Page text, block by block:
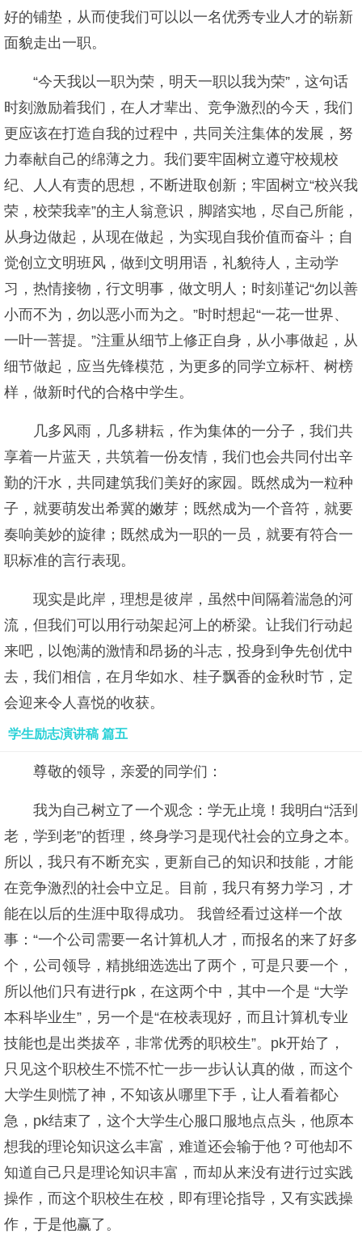
好的铺垫，从而使我们可以以一名优秀专业人才的崭新
面貌走出一职。
“今天我以一职为荣，明天一职以我为荣”，这句话
时刻激励着我们，在人才辈出、竞争激烈的今天，我们
更应该在打造自我的过程中，共同关注集体的发展，努
力奉献自己的绵薄之力。我们要牢固树立遵守校规校
纪、人人有责的思想，不断进取创新；牢固树立“校兴我
荣，校荣我幸”的主人翁意识，脚踏实地，尽自己所能，
从身边做起，从现在做起，为实现自我价值而奋斗；自
觉创立文明班风，做到文明用语，礼貌待人，主动学
习，热情接物，行文明事，做文明人；时刻谨记“勿以善
小而不为，勿以恶小而为之。”时时想起“一花一世界、
一叶一菩提。”注重从细节上修正自身，从小事做起，从
细节做起，应当先锋模范，为更多的同学立标杆、树榜
样，做新时代的合格中学生。
几多风雨，几多耕耘，作为集体的一分子，我们共
享着一片蓝天，共筑着一份友情，我们也会共同付出辛
勤的汗水，共同建筑我们美好的家园。既然成为一粒种
子，就要萌发出希冀的嫩芽；既然成为一个音符，就要
奏响美妙的旋律；既然成为一职的一员，就要有符合一
职标准的言行表现。
现实是此岸，理想是彼岸，虽然中间隔着湍急的河
流，但我们可以用行动架起河上的桥梁。让我们行动起
来吧，以饱满的激情和昂扬的斗志，投身到争先创优中
去，我们相信，在月华如水、桂子飘香的金秋时节，定
会迎来令人喜悦的收获。
学生励志演讲稿 篇五
尊敬的领导，亲爱的同学们：
我为自己树立了一个观念：学无止境！我明白“活到
老，学到老”的哲理，终身学习是现代社会的立身之本。
所以，我只有不断充实，更新自己的知识和技能，才能
在竞争激烈的社会中立足。目前，我只有努力学习，才
能在以后的生涯中取得成功。 我曾经看过这样一个故
事：“一个公司需要一名计算机人才，而报名的来了好多
个，公司领导，精挑细选选出了两个，可是只要一个，
所以他们只有进行pk，在这两个中，其中一个是 “大学
本科毕业生”，另一个是“在校表现好，而且计算机专业
技能也是出类拔卒，非常优秀的职校生”。pk开始了，
只见这个职校生不慌不忙一步一步认认真的做，而这个
大学生则慌了神，不知该从哪里下手，让人看着都心
急，pk结束了，这个大学生心服口服地点点头，他原本
想我的理论知识这么丰富，难道还会输于他？可他却不
知道自己只是理论知识丰富，而却从来没有进行过实践
操作，而这个职校生在校，即有理论指导，又有实践操
作，于是他赢了。